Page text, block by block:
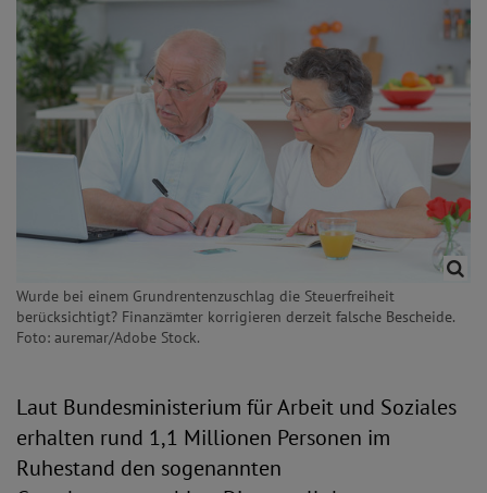
Wurde bei einem Grundrentenzuschlag die Steuerfreiheit
berücksichtigt? Finanzämter korrigieren derzeit falsche Bescheide.
Foto: auremar/Adobe Stock.
Laut Bundesministerium für Arbeit und Soziales
erhalten rund 1,1 Millionen Personen im
Ruhestand den sogenannten